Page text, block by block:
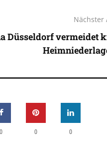
Nächster
Düsseldorf vermeidet
0 0 0